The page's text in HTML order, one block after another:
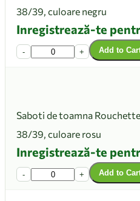
38/39, culoare negru
Inregistrează-te
- + Add to
Saboti de toamna
38/39, culoare rosu
Inregistrează-te
- + Add to